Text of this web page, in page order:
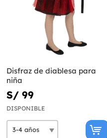
Disfraz de diablesa para
niña
S/ 99
DISPONIBLE